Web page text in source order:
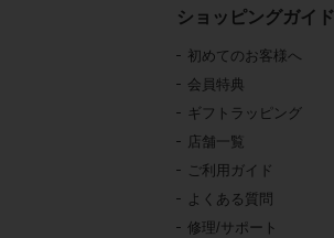
ショッピングガイド
初めてのお客様へ
会員特典
ギフトラッピング
店舗一覧
ご利用ガイド
よくある質問
修理/サポート